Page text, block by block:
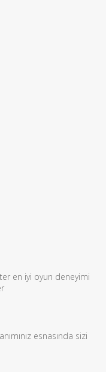
en iyi oyun deneyimi
esnasında sizi